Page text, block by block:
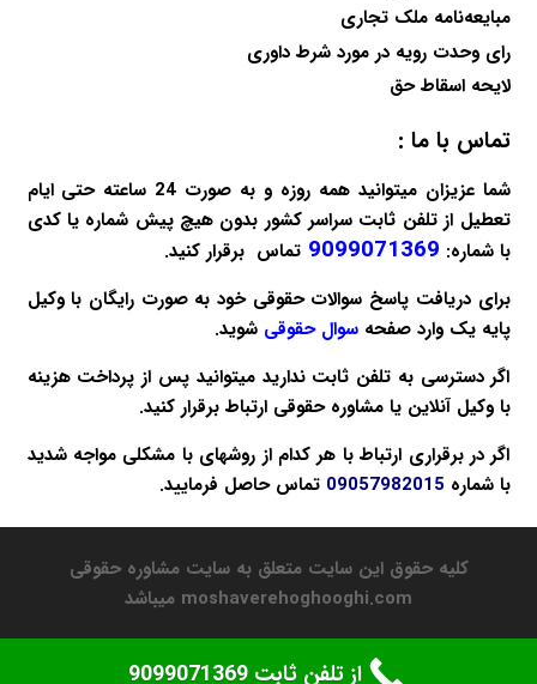
مبایعه‌نامه ملک تجاری
رای وحدت رویه در مورد شرط داوری
لایحه اسقاط حق
تماس با ما :
شما عزیزان میتوانید همه روزه و به صورت 24 ساعته حتی ایام
تعطیل از تلفن ثابت سراسر کشور بدون هیچ پیش شماره یا کدی
با شماره: 9099071369 تماس برقرار کنید.
برای دریافت پاسخ سوالات حقوقی خود به صورت رایگان با وکیل
پایه یک وارد صفحهسوال حقوقی شوید.
اگر دسترسی به تلفن ثابت ندارید میتوانید پس از پرداخت هزینه
باوکیل آنلاین یامشاوره حقوقی ارتباط برقرار کنید.
اگر در برقراری ارتباط با هر کدام از روشهای با مشکلی مواجه شدید
با شماره 09057982015 تماس حاصل فرمایید.
کلیه حقوق این سایت متعلق به سایت مشاوره حقوقی
moshaverehoghooghi.com میباشد
از تلفن ثابت 9099071369